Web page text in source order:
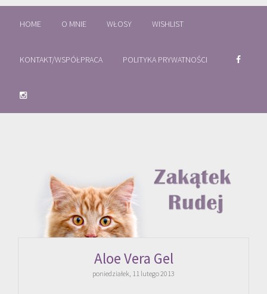
HOME O MNIE WŁOSY WISHLIST
KONTAKT/WSPÓŁPRACA POLITYKA PRYWATNOŚCI
Aloe Vera Gel
poniedziałek, 11 lutego 2013